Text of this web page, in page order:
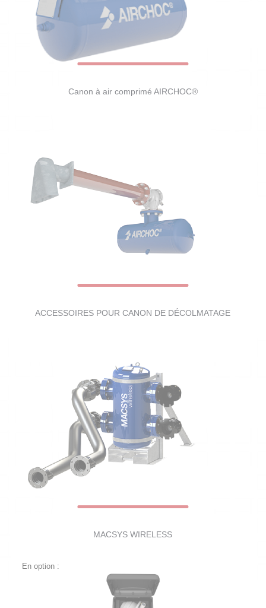
Canon à air comprimé AIRCHOC®
ACCESSOIRES POUR CANON DE DÉCOLMATAGE
MACSYS WIRELESS
En option :